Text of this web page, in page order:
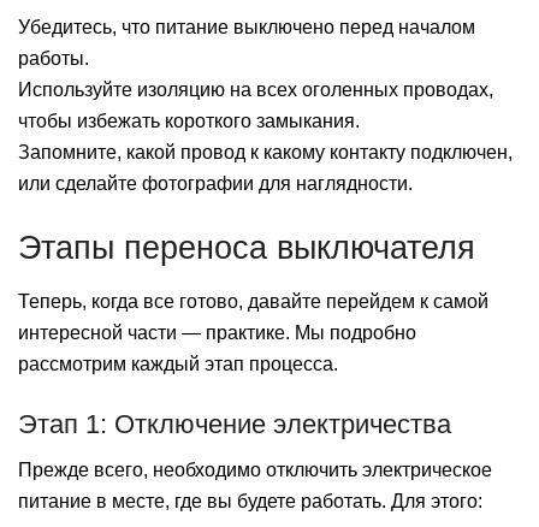
Убедитесь, что питание выключено перед началом
работы.
Используйте изоляцию на всех оголенных проводах,
чтобы избежать короткого замыкания.
Запомните, какой провод к какому контакту подключен,
или сделайте фотографии для наглядности.
Этапы переноса выключателя
Теперь, когда все готово, давайте перейдем к самой
интересной части — практике. Мы подробно
рассмотрим каждый этап процесса.
Этап 1: Отключение электричества
Прежде всего, необходимо отключить электрическое
питание в месте, где вы будете работать. Для этого: